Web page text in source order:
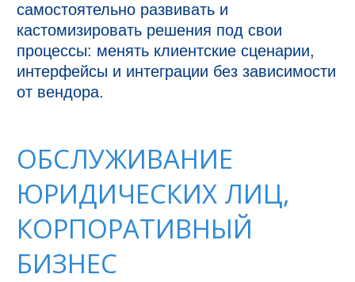
самостоятельно развивать и
кастомизировать решения под свои
процессы: менять клиентские сценарии,
интерфейсы и интеграции без зависимости
от вендора.
ОБСЛУЖИВАНИЕ
ЮРИДИЧЕСКИХ ЛИЦ,
КОРПОРАТИВНЫЙ
БИЗНЕС